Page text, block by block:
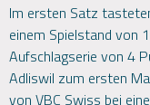
Im ersten Satz
einem Spielstand von
Aufschlagserie von 4
Adliswil zum ersten
von VBC Swiss bei